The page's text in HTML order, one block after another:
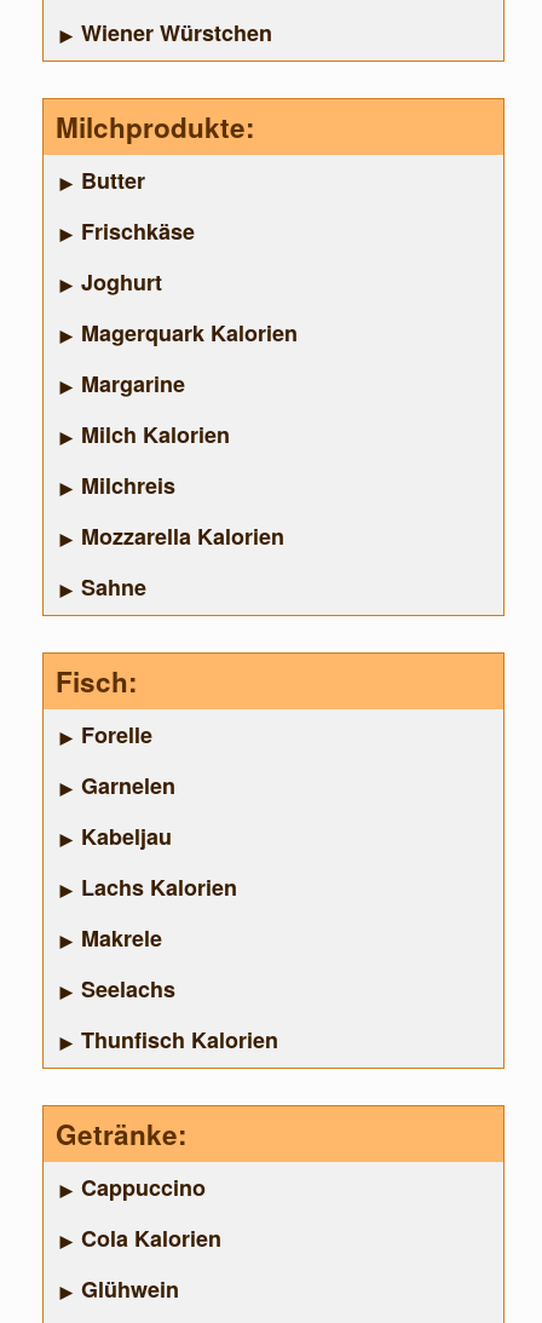
Wiener Würstchen
Milchprodukte:
Butter
Frischkäse
Joghurt
Magerquark Kalorien
Margarine
Milch Kalorien
Milchreis
Mozzarella Kalorien
Sahne
Fisch:
Forelle
Garnelen
Kabeljau
Lachs Kalorien
Makrele
Seelachs
Thunfisch Kalorien
Getränke:
Cappuccino
Cola Kalorien
Glühwein